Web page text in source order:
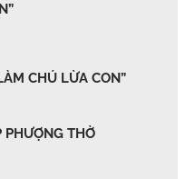
CHÚ LỪA CON”
PHƯỢNG THỜ